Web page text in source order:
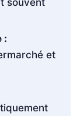
souvent
:
et